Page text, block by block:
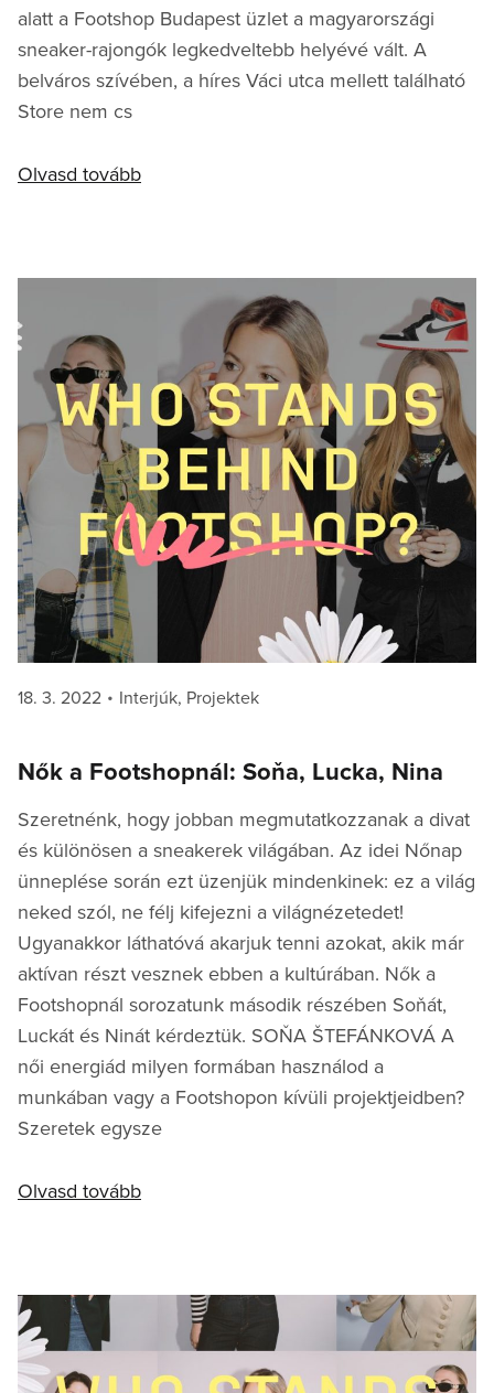
alatt a Footshop Budapest üzlet a magyarországi
sneaker-rajongók legkedveltebb helyévé vált. A
belváros szívében, a híres Váci utca mellett található
Store nem cs
Olvasd tovább
Posted
18. 3. 2022 Categories
Interjúk, Projektek
Nők a Footshopnál: Soňa, Lucka, Nina
Szeretnénk, hogy jobban megmutatkozzanak a divat
és különösen a sneakerek világában. Az idei Nőnap
ünneplése során ezt üzenjük mindenkinek: ez a világ
neked szól, ne félj kifejezni a világnézetedet!
Ugyanakkor láthatóvá akarjuk tenni azokat, akik már
aktívan részt vesznek ebben a kultúrában. Nők a
Footshopnál sorozatunk második részében Soňát,
Luckát és Ninát kérdeztük. SOŇA ŠTEFÁNKOVÁ A
női energiád milyen formában használod a
munkában vagy a Footshopon kívüli projektjeidben?
Szeretek egysze
Olvasd tovább